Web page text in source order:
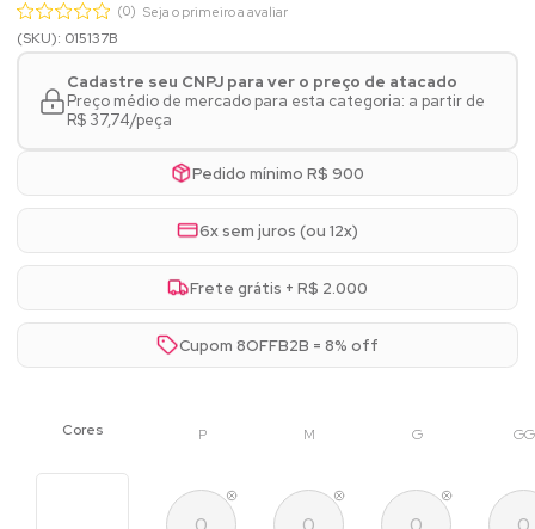
(0) Seja o primeiro a avaliar
(SKU): 015137B
Cadastre seu CNPJ para ver o preço de atacado
Preço médio de mercado para esta categoria: a partir de
R$ 37,74/peça
Pedido mínimo R$ 900
6x sem juros (ou 12x)
Frete grátis + R$ 2.000
Cupom 8OFFB2B = 8% off
P M G GG